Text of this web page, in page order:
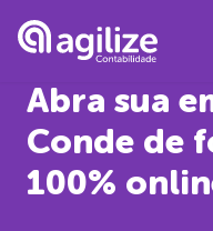
Abra sua
Conde de
100%